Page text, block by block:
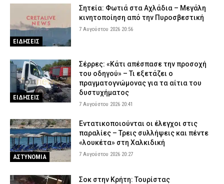
ΕΙΔΗΣΕΙΣ
Σητεία: Φωτιά στα Αχλάδια – Μεγάλη
κινητοποίηση από την Πυροσβεστική
7 Αυγούστου 2026 20:56
ΕΙΔΗΣΕΙΣ
Σέρρες: «Κάτι απέσπασε την προσοχή
του οδηγού» – Τι εξετάζει ο
πραγματογνώμονας για τα αίτια του
δυστυχήματος
7 Αυγούστου 2026 20:41
ΑΣΤΥΝΟΜΙΑ
Εντατικοποιούνται οι έλεγχοι στις
παραλίες – Τρεις συλλήψεις και πέντε
«λουκέτα» στη Χαλκιδική
7 Αυγούστου 2026 20:27
Σοκ στην Κρήτη: Τουρίστας